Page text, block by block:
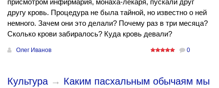
присмотром инфирмария, монаха-лекаря, пускали друг
другу кровь. Процедура не была тайной, но известно о ней
немного. Зачем они это делали? Почему раз в три месяца?
Сколько крови забиралось? Куда кровь девали?
Олег Иванов 0
Культура → Каким пасхальным обычаям мы